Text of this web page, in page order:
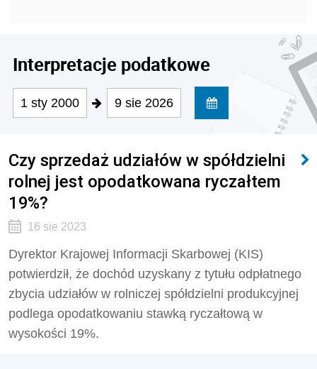
Interpretacje podatkowe
1 sty 2000 9 sie 2026
Czy sprzedaż udziałów w spółdzielni
rolnej jest opodatkowana ryczałtem
19%?
16 sie 2023
Dyrektor Krajowej Informacji Skarbowej (KIS)
potwierdził, że dochód uzyskany z tytułu odpłatnego
zbycia udziałów w rolniczej spółdzielni produkcyjnej
podlega opodatkowaniu stawką ryczałtową w
wysokości 19%.